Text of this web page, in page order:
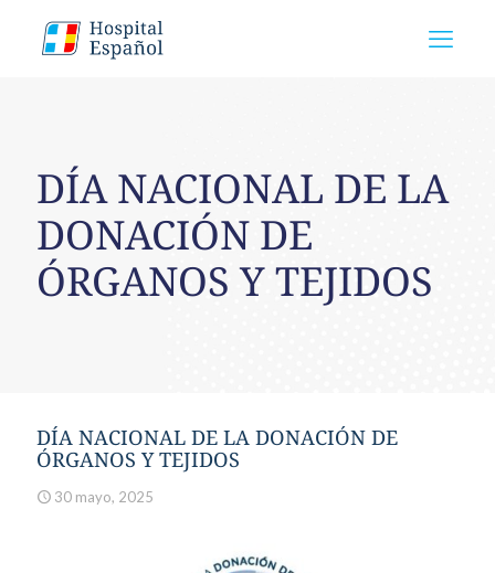
DÍA NACIONAL DE LA
DONACIÓN DE
ÓRGANOS Y TEJIDOS
DÍA NACIONAL DE LA DONACIÓN DE
ÓRGANOS Y TEJIDOS
30 mayo, 2025